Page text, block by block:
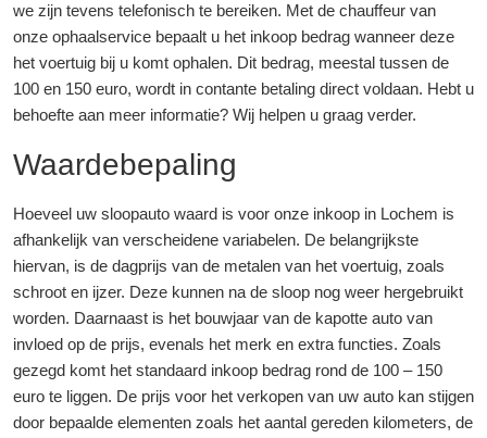
we zijn tevens telefonisch te bereiken. Met de chauffeur van
onze ophaalservice bepaalt u het inkoop bedrag wanneer deze
het voertuig bij u komt ophalen. Dit bedrag, meestal tussen de
100 en 150 euro, wordt in contante betaling direct voldaan. Hebt u
behoefte aan meer informatie? Wij helpen u graag verder.
Waardebepaling
Hoeveel uw sloopauto waard is voor onze inkoop in Lochem is
afhankelijk van verscheidene variabelen. De belangrijkste
hiervan, is de dagprijs van de metalen van het voertuig, zoals
schroot en ijzer. Deze kunnen na de sloop nog weer hergebruikt
worden. Daarnaast is het bouwjaar van de kapotte auto van
invloed op de prijs, evenals het merk en extra functies. Zoals
gezegd komt het standaard inkoop bedrag rond de 100 – 150
euro te liggen. De prijs voor het verkopen van uw auto kan stijgen
door bepaalde elementen zoals het aantal gereden kilometers, de